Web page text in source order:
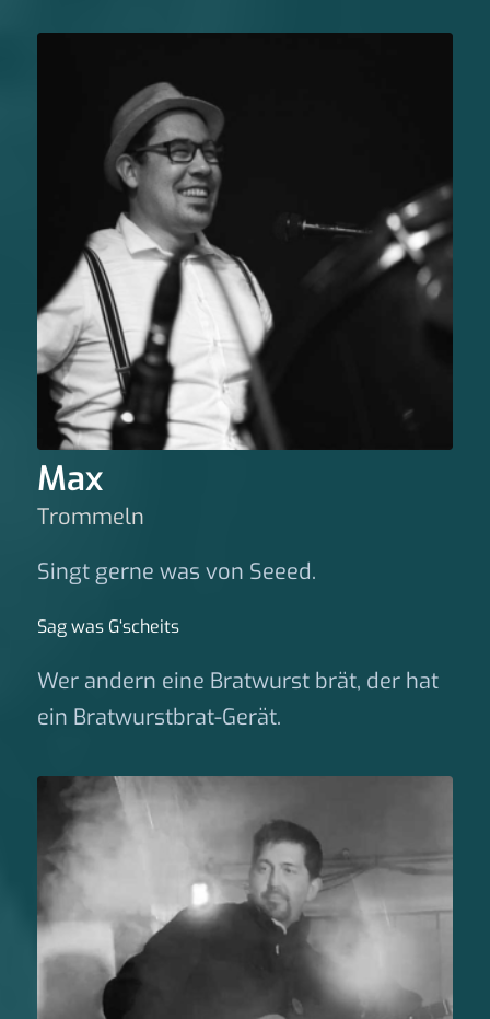
Max
Trommeln
Singt gerne was von Seeed.
Sag was G‘scheits
Wer andern eine Bratwurst brät, der hat
ein Bratwurstbrat-Gerät.